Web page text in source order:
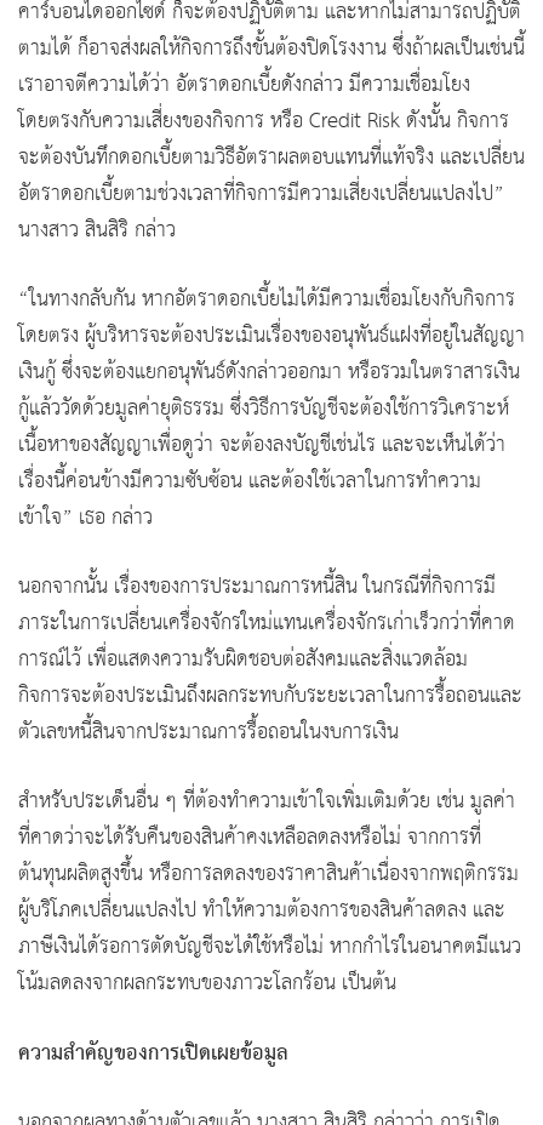
คาร์บอนไดออกไซด์ ก็จะต้องปฏิบัติตาม และหากไม่สามารถปฏิบัติ
ตามได้ ก็อาจส่งผลให้กิจการถึงขั้นต้องปิดโรงงาน ซึ่งถ้าผลเป็นเช่นนี้
เราอาจตีความได้ว่า อัตราดอกเบี้ยดังกล่าว มีความเชื่อมโยง
โดยตรงกับความเสี่ยงของกิจการ หรือ Credit Risk ดังนั้น กิจการ
จะต้องบันทึกดอกเบี้ยตามวิธีอัตราผลตอบแทนที่แท้จริง และเปลี่ยน
อัตราดอกเบี้ยตามช่วงเวลาที่กิจการมีความเสี่ยงเปลี่ยนแปลงไป”
นางสาว สินสิริ กล่าว
“ในทางกลับกัน หากอัตราดอกเบี้ยไม่ได้มีความเชื่อมโยงกับกิจการ
โดยตรง ผู้บริหารจะต้องประเมินเรื่องของอนุพันธ์แฝงที่อยู่ในสัญญา
เงินกู้ ซึ่งจะต้องแยกอนุพันธ์ดังกล่าวออกมา หรือรวมในตราสารเงิน
กู้แล้ววัดด้วยมูลค่ายุติธรรม ซึ่งวิธีการบัญชีจะต้องใช้การวิเคราะห์
เนื้อหาของสัญญาเพื่อดูว่า จะต้องลงบัญชีเช่นไร และจะเห็นได้ว่า
เรื่องนี้ค่อนข้างมีความซับซ้อน และต้องใช้เวลาในการทำความ
เข้าใจ” เธอ กล่าว
นอกจากนั้น เรื่องของการประมาณการหนี้สิน ในกรณีที่กิจการมี
ภาระในการเปลี่ยนเครื่องจักรใหม่แทนเครื่องจักรเก่าเร็วกว่าที่คาด
การณ์ไว้ เพื่อแสดงความรับผิดชอบต่อสังคมและสิ่งแวดล้อม
กิจการจะต้องประเมินถึงผลกระทบกับระยะเวลาในการรื้อถอนและ
ตัวเลขหนี้สินจากประมาณการรื้อถอนในงบการเงิน
สำหรับประเด็นอื่น ๆ ที่ต้องทำความเข้าใจเพิ่มเติมด้วย เช่น มูลค่า
ที่คาดว่าจะได้รับคืนของสินค้าคงเหลือลดลงหรือไม่ จากการที่
ต้นทุนผลิตสูงขึ้น หรือการลดลงของราคาสินค้าเนื่องจากพฤติกรรม
ผู้บริโภคเปลี่ยนแปลงไป ทำให้ความต้องการของสินค้าลดลง และ
ภาษีเงินได้รอการตัดบัญชีจะได้ใช้หรือไม่ หากกำไรในอนาคตมีแนว
โน้มลดลงจากผลกระทบของภาวะโลกร้อน เป็นต้น
ความสำคัญของการเปิดเผยข้อมูล